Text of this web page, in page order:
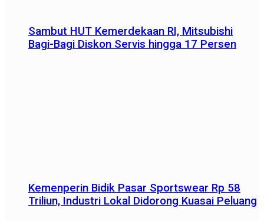
Sambut HUT Kemerdekaan RI, Mitsubishi
Bagi-Bagi Diskon Servis hingga 17 Persen
Kemenperin Bidik Pasar Sportswear Rp 58
Triliun, Industri Lokal Didorong Kuasai Peluang